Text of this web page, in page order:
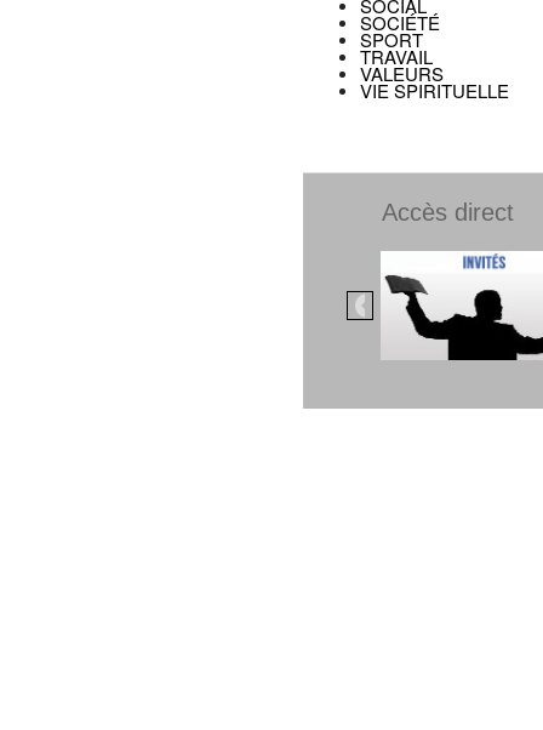
SOCIAL
SOCIÉTÉ
SPORT
TRAVAIL
VALEURS
VIE SPIRITUELLE
Accès direct